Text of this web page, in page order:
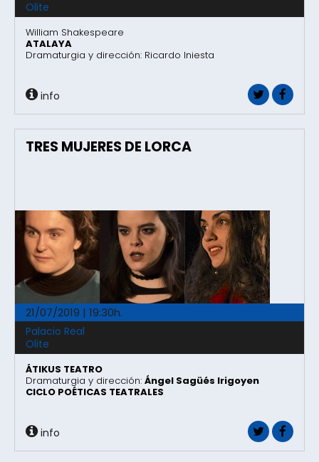
Olite
William Shakespeare
ATALAYA
Dramaturgia y dirección: Ricardo Iniesta
info
TRES MUJERES DE LORCA
21/07/2019 | 19:30h.
Palacio Real
Olite
ÁTIKUS TEATRO
Dramaturgia y dirección: Ángel Sagüés Irigoyen
CICLO POÉTICAS TEATRALES
info